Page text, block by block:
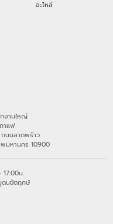
อะไหล่
งานใหญ่
าแฟ
นนลาดพร้าว
มหานคร 10900
น.
ดนขัตฤกษ์